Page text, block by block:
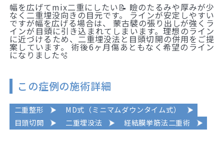
幅を広げてmix二重にしたい📝 瞼のたるみや厚みが少
なく二重埋没向きの目元です。 ラインが安定しやすい
ですが幅を広げる場合は、 蒙古襞の張り出しが強くラ
インが目頭に引き込まれてしまいます。理想のライン
に近づけるため、二重埋没法と目頭切開の併用をご提
案しています。 術後6ヶ月傷あともなく希望のライン
になりました🫧
この症例の施術詳細
二重整形
MD式（ミニマムダウンタイム式）
目頭切開
二重埋没法 経結膜挙筋法二重術